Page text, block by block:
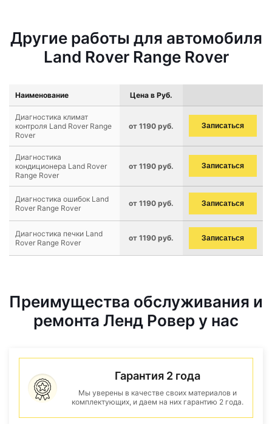
Другие работы для автомобиля
Land Rover Range Rover
Наименование Цена в Руб.
Диагностика климат
контроля Land Rover Range
Rover
от 1190 руб. Записаться
Диагностика
кондиционера Land Rover
Range Rover
от 1190 руб. Записаться
Диагностика ошибок Land
Rover Range Rover
от 1190 руб. Записаться
Диагностика печки Land
Rover Range Rover
от 1190 руб. Записаться
Преимущества обслуживания и
ремонта Ленд Ровер у нас
Гарантия 2 года
Мы уверены в качестве своих материалов и
комплектующих, и даем на них гарантию 2 года.